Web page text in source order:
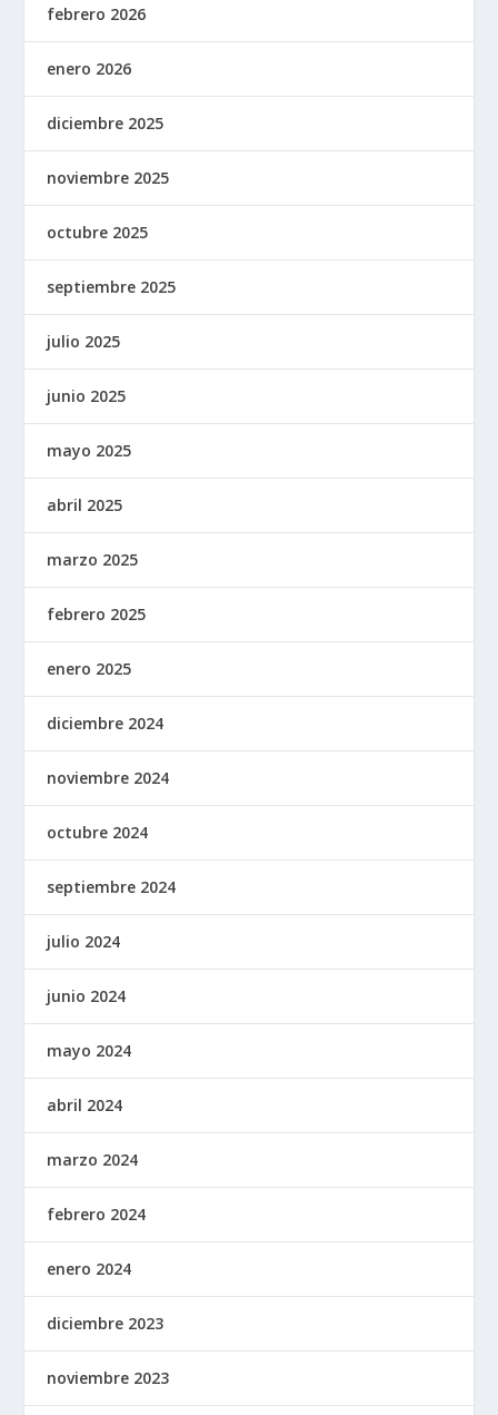
febrero 2026
enero 2026
diciembre 2025
noviembre 2025
octubre 2025
septiembre 2025
julio 2025
junio 2025
mayo 2025
abril 2025
marzo 2025
febrero 2025
enero 2025
diciembre 2024
noviembre 2024
octubre 2024
septiembre 2024
julio 2024
junio 2024
mayo 2024
abril 2024
marzo 2024
febrero 2024
enero 2024
diciembre 2023
noviembre 2023